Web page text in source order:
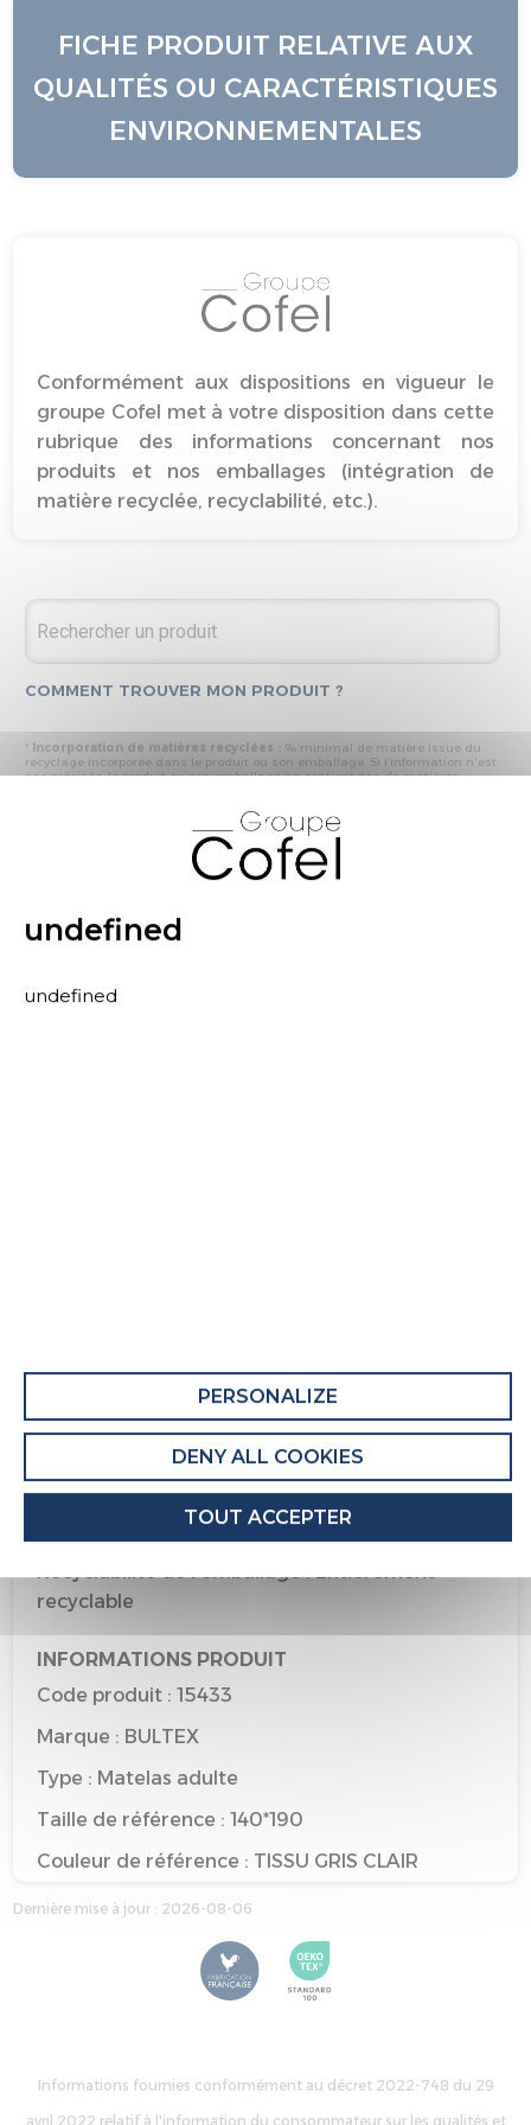
FICHE PRODUIT RELATIVE AUX
QUALITÉS OU CARACTÉRISTIQUES
ENVIRONNEMENTALES
Conformément aux dispositions en vigueur le
groupe Cofel met à votre disposition dans cette
rubrique des informations concernant nos
produits et nos emballages (intégration de
matière recyclée, recyclabilité, etc.).
COMMENT TROUVER MON PRODUIT ?
* Incorporation de matières recyclées : % minimal de matière issue du
recyclage incorporée dans le produit ou son emballage. Si l’information n'est
pas précisée, le produit ou son emballage ne contient pas de matières
- « produit ou emballage majoritairement recyclable » : la matière recyclée
produite par les processus de recyclage mis en œuvre représente plus de 50
% en masse du déchet collecté
- « produit ou emballage entièrement recyclable » : la matière recyclée
* Primes et pénalités appliquées au produit :
rubrique les primes et pénalités déclarées à ECOMAISON et CITEO (Eco
recyclées.
Recyclabilité du produit : Majoritairement
QUALITÉS ET CARACTÉRISTIQUES
ENVIRONNEMENTALES DE L’EMBALLAGE
Recyclabilité de l'emballage : Entièrement
recyclable
INFORMATIONS PRODUIT
Code produit : 15433
Marque : BULTEX
Type : Matelas adulte
Taille de référence : 140*190
Couleur de référence : TISSU GRIS CLAIR
Dernière mise à jour : 2026-08-06
Informations fournies conformément au décret 2022-748 du 29
avril 2022 relatif à l'information du consommateur sur les qualités et
undefined
undefined
PERSONALIZE
DENY ALL COOKIES
TOUT ACCEPTER